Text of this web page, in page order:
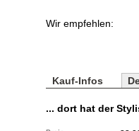
Wir empfehlen:
Kauf-Infos
... dort hat der